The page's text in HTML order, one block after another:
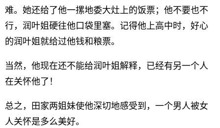
难。她还给了他一摞地委大灶上的饭票；他不要也不
行，润叶姐硬往他口袋里塞。记得他上高中时，好心
的润叶姐就给过他钱和粮票。
当然，他现在还不能给润叶姐解释，已经有另一个人
在关怀他了！
总之，田家两姐妹使他深切地感受到，一个男人被女
人关怀是多么美好。